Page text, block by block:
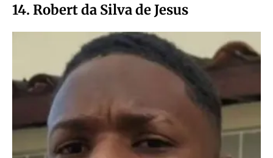
14. Robert da Silva de Jesus